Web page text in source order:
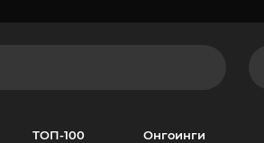
ТОП-100 Онгоинги